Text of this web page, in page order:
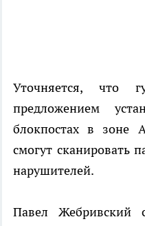
Уточняется, что
предложением
блокпостах в зоне
смогут сканировать
нарушителей.
Павел Жебривский